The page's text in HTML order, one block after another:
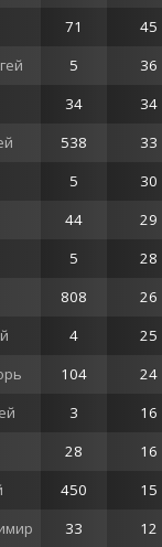
71 45
5 36
34 34
538 33
5 30
44 29
5 28
808 26
4 25
104 24
3 16
28 16
450 15
33 12